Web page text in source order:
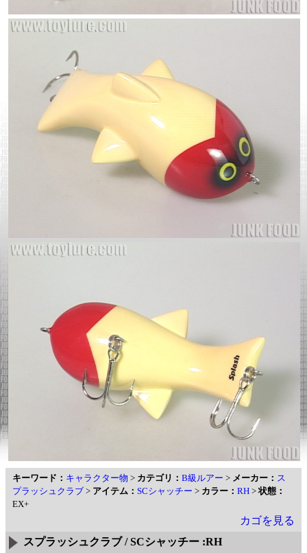
キーワード： キャラクター物 > カテゴリ： B級ルアー > メーカー： ス
プラッシュクラブ > アイテム： SCシャッチー > カラー： RH >状態：
EX+
カゴを見る
スプラッシュクラブ / SCシャッチー :RH